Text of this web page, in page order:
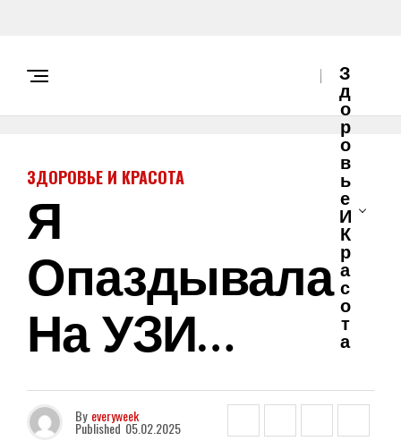
З
Д
О
Р
О
В
Ь
Е
И
К
Р
А
С
О
Т
А
ЗДОРОВЬЕ И КРАСОТА
Я
Опаздывала
На УЗИ…
By everyweek
Published 05.02.2025